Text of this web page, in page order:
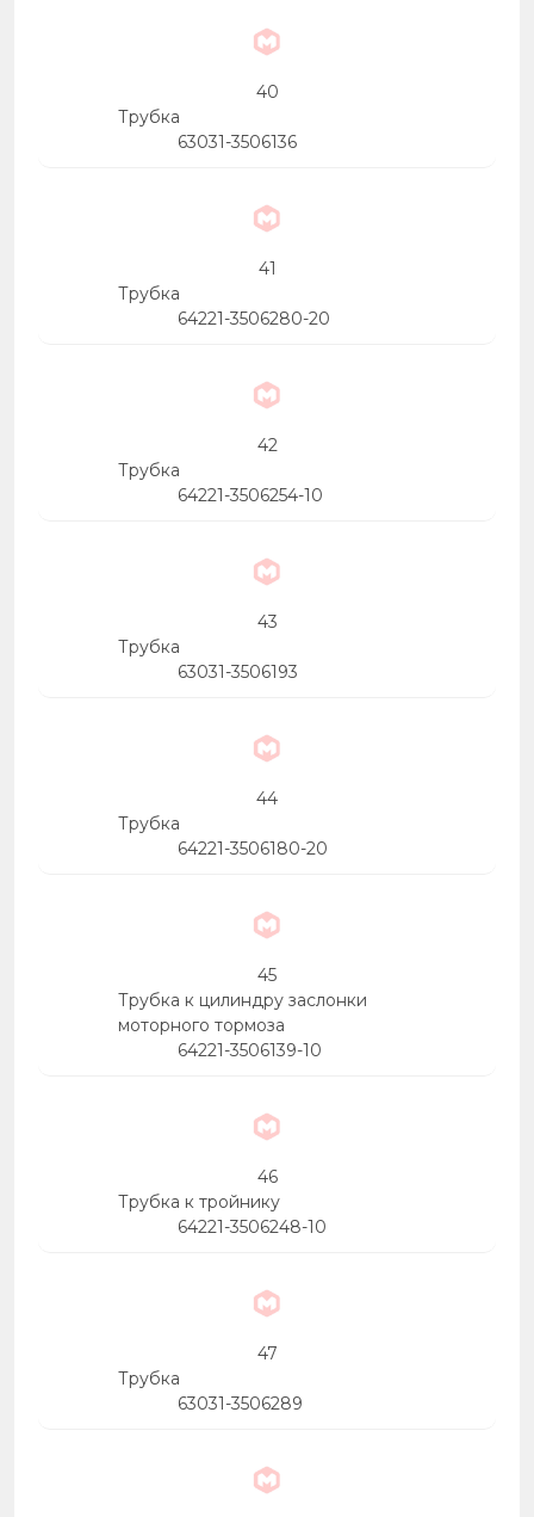
40
Трубка
63031-3506136
41
Трубка
64221-3506280-20
42
Трубка
64221-3506254-10
43
Трубка
63031-3506193
44
Трубка
64221-3506180-20
45
Трубка к цилиндру заслонки
моторного тормоза
64221-3506139-10
46
Трубка к тройнику
64221-3506248-10
47
Трубка
63031-3506289